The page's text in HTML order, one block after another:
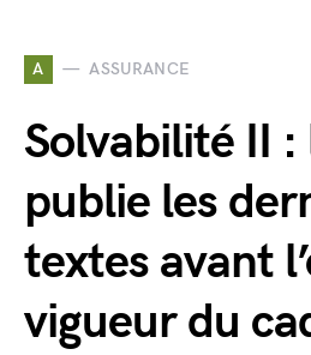
A ASSURANCE
Solvabilité II :
publie les
textes avant
vigueur du